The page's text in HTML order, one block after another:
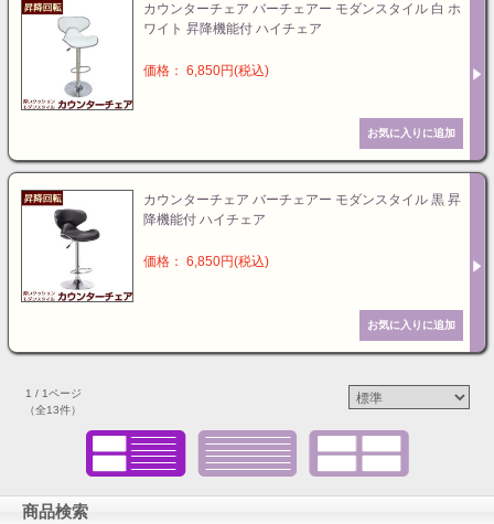
カウンターチェア バーチェアー モダンスタイル 白 ホ
ワイト 昇降機能付 ハイチェア
価格： 6,850円(税込)
カウンターチェア バーチェアー モダンスタイル 黒 昇
降機能付 ハイチェア
価格： 6,850円(税込)
1 / 1ページ
（全13件）
商品検索